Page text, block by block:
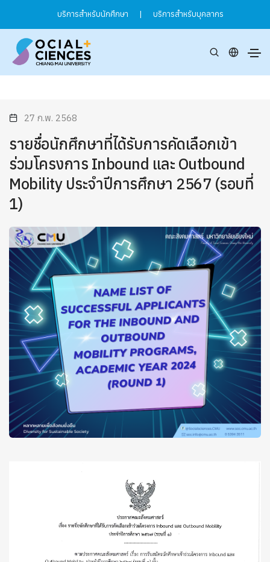
บริการสำหรับนักศึกษา | บริการสำหรับบุคลากร
27 ก.พ. 2568
รายชื่อนักศึกษาที่ได้รับการคัดเลือกเข้า
ร่วมโครงการ Inbound และ Outbound
Mobility ประจำปีการศึกษา 2567 (รอบที่
1)